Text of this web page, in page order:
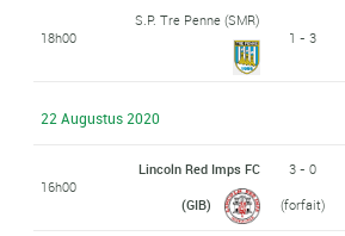
18h00
S.P. Tre Penne (SMR)
1 - 3
22 Augustus 2020
16h00
Lincoln Red Imps FC
(GIB)
3 - 0
(forfait)